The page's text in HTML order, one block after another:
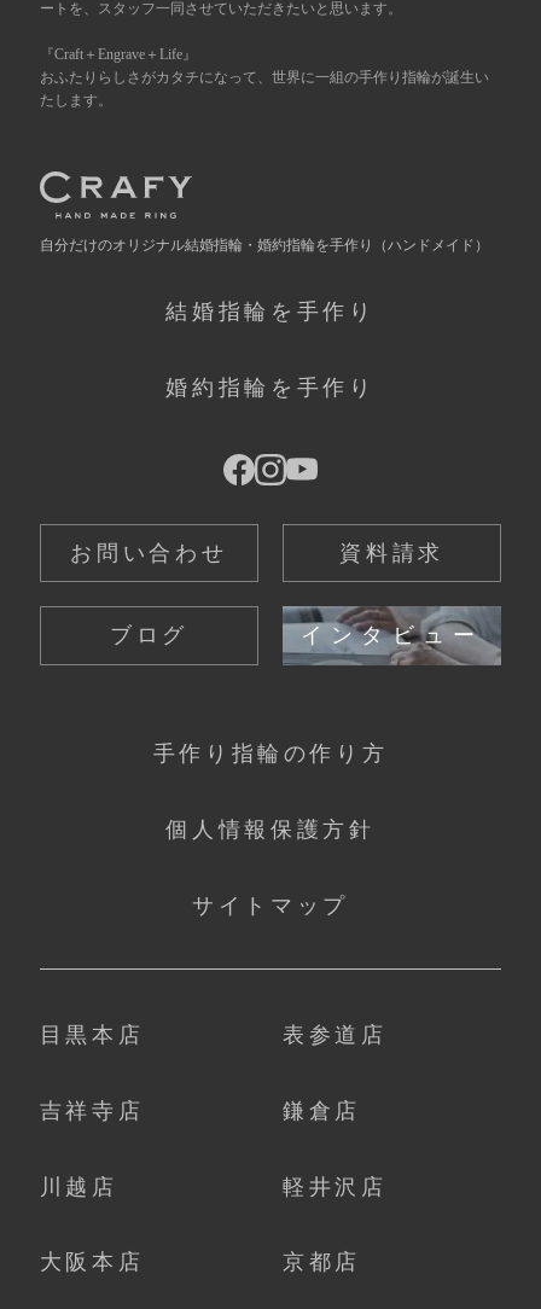
ートを、スタッフ一同させていただきたいと思います。
『Craft＋Engrave＋Life』
おふたりらしさがカタチになって、世界に一組の手作り指輪が誕生い
たします。
自分だけのオリジナル結婚指輪・婚約指輪を手作り （ハンドメイド）
結婚指輪を手作り
婚約指輪を手作り
お問い合わせ 資料請求
ブログ インタビュー
手作り指輪の作り方
個人情報保護方針
サイトマップ
目黒本店 表参道店
吉祥寺店 鎌倉店
川越店 軽井沢店
大阪本店 京都店